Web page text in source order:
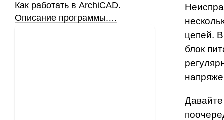
цепей.
блок
Как работать в ArchiCAD.
Описание программы.…